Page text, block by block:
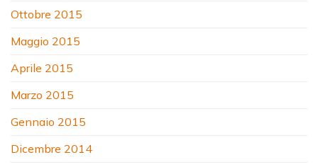
Ottobre 2015
Maggio 2015
Aprile 2015
Marzo 2015
Gennaio 2015
Dicembre 2014